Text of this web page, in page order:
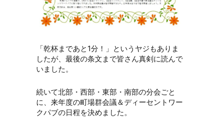
「乾杯まであと1分！」というヤジもありま
したが、最後の条文まで皆さん真剣に読んで
いました。
続いて北部・西部・東部・南部の分会ごと
に、来年度の町場群会議＆ディーセントワー
クパブの日程を決めました。